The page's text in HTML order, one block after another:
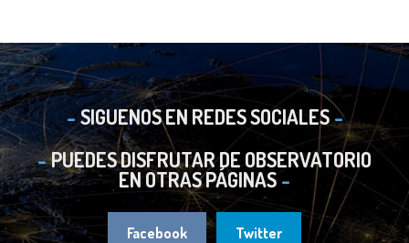
SIGUENOS EN REDES SOCIALES
PUEDES DISFRUTAR DE OBSERVATORIO
EN OTRAS PÁGINAS
Facebook Twitter